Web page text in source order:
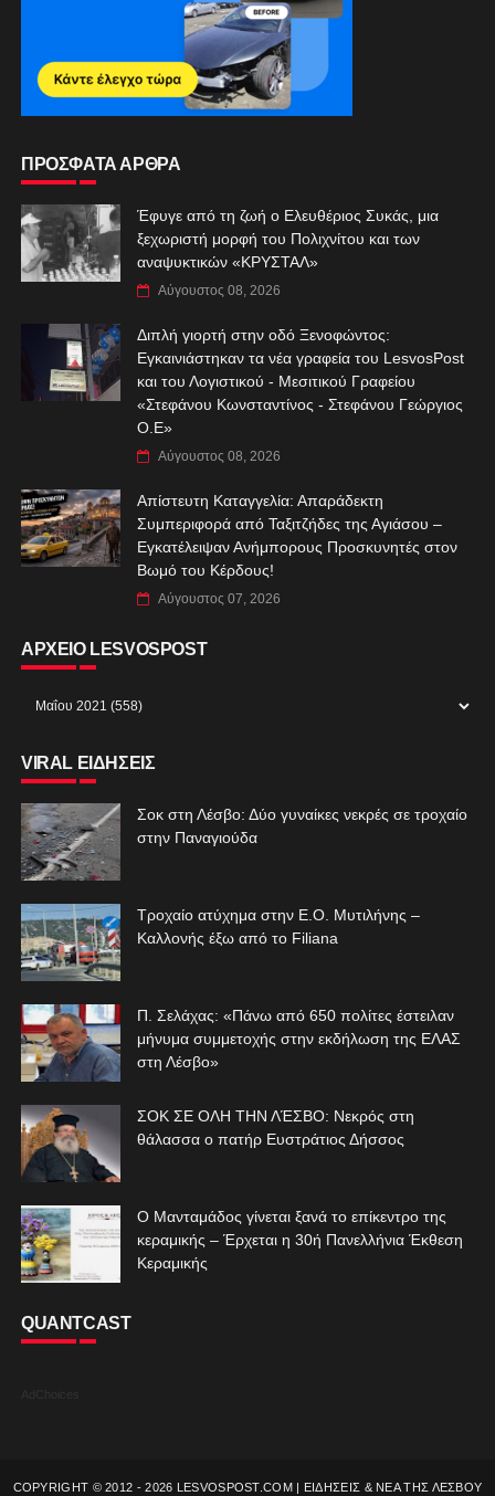
ΠΡΟΣΦΑΤΑ ΑΡΘΡΑ
Έφυγε από τη ζωή ο Ελευθέριος Συκάς, μια
ξεχωριστή μορφή του Πολιχνίτου και των
αναψυκτικών «ΚΡΥΣΤΑΛ»
Αύγουστος 08, 2026
Διπλή γιορτή στην οδό Ξενοφώντος:
Εγκαινιάστηκαν τα νέα γραφεία του LesvosPost
και του Λογιστικού - Μεσιτικού Γραφείου
«Στεφάνου Κωνσταντίνος - Στεφάνου Γεώργιος
Ο.Ε»
Αύγουστος 08, 2026
Απίστευτη Καταγγελία: Απαράδεκτη
Συμπεριφορά από Ταξιτζήδες της Αγιάσου –
Εγκατέλειψαν Ανήμπορους Προσκυνητές στον
Βωμό του Κέρδους!
Αύγουστος 07, 2026
ΑΡΧΕΙΟ LESVOSPOST
VIRAL ΕΙΔΗΣΕΙΣ
Σοκ στη Λέσβο: Δύο γυναίκες νεκρές σε τροχαίο
στην Παναγιούδα
Τροχαίο ατύχημα στην Ε.Ο. Μυτιλήνης –
Καλλονής έξω από το Filiana
Π. Σελάχας: «Πάνω από 650 πολίτες έστειλαν
μήνυμα συμμετοχής στην εκδήλωση της ΕΛΑΣ
στη Λέσβο»
ΣΟΚ ΣΕ ΟΛΗ ΤΗΝ ΛΈΣΒΟ: Νεκρός στη
θάλασσα ο πατήρ Ευστράτιος Δήσσος
Ο Μανταμάδος γίνεται ξανά το επίκεντρο της
κεραμικής – Έρχεται η 30ή Πανελλήνια Έκθεση
Κεραμικής
QUANTCAST
COPYRIGHT © 2012 -2026 LESVOSPOST.COM | ΕΙΔΗΣΕΙΣ & ΝΕΑ ΤΗΣ ΛΕΣΒΟΥ